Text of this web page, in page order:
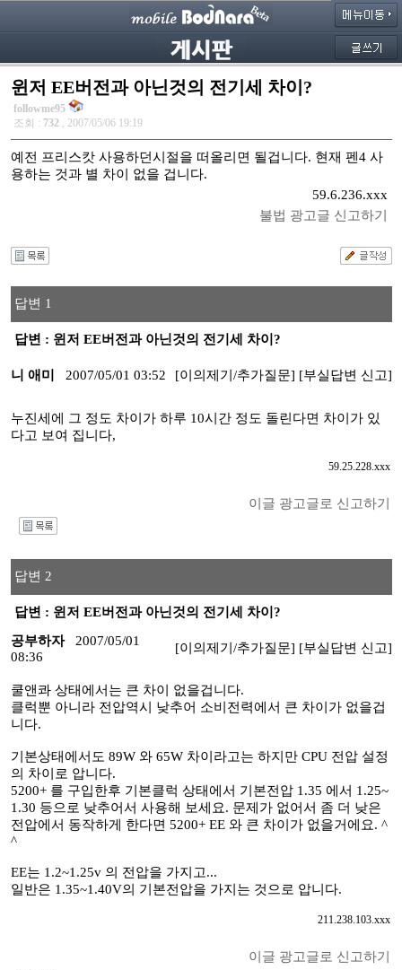
윈저 EE버전과 아닌것의 전기세 차이?
followme95
조회 : 732 , 2007/05/06 19:19
예전 프리스캇 사용하던시절을 떠올리면 될겁니다. 현재 펜4 사
용하는 것과 별 차이 없을 겁니다.
59.6.236.xxx
불법 광고글 신고하기
답변 1
답변 : 윈저 EE버전과 아닌것의 전기세 차이?
니 애미 2007/05/01 03:52 [이의제기/추가질문] [부실답변 신고]
누진세에 그 정도 차이가 하루 10시간 정도 돌린다면 차이가 있
다고 보여 집니다,
59.25.228.xxx
이글 광고글로 신고하기
답변 2
답변 : 윈저 EE버전과 아닌것의 전기세 차이?
공부하자
2007/05/01
08:36
[이의제기/추가질문] [부실답변 신고]
쿨앤콰 상태에서는 큰 차이 없을겁니다.
클럭뿐 아니라 전압역시 낮추어 소비전력에서 큰 차이가 없을겁
니다.
기본상태에서도 89W 와 65W 차이라고는 하지만 CPU 전압 설정
의 차이로 압니다.
5200+ 를 구입한후 기본클럭 상태에서 기본전압 1.35 에서 1.25~
1.30 등으로 낮추어서 사용해 보세요. 문제가 없어서 좀 더 낮은
전압에서 동작하게 한다면 5200+ EE 와 큰 차이가 없을거에요. ^
^
EE는 1.2~1.25v 의 전압을 가지고...
일반은 1.35~1.40V의 기본전압을 가지는 것으로 압니다.
211.238.103.xxx
이글 광고글로 신고하기